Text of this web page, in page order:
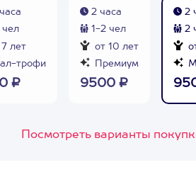
лет
трофи
₽
2 часа
1-2 чел
от 10 лет
Премиум
9500 ₽
2
2
Посмотреть варианты